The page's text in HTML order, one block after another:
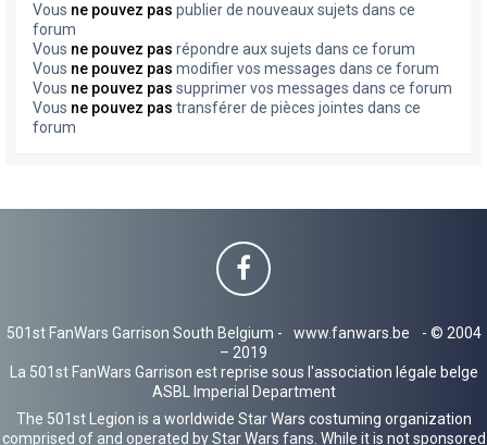
Vous ne pouvez pas publier de nouveaux sujets dans ce
forum
Vous ne pouvez pas répondre aux sujets dans ce forum
Vous ne pouvez pas modifier vos messages dans ce forum
Vous ne pouvez pas supprimer vos messages dans ce forum
Vous ne pouvez pas transférer de pièces jointes dans ce
forum
501st FanWars Garrison South Belgium - www.fanwars.be
- © 2004
– 2019
La 501st FanWars Garrison est reprise sous l'association légale belge
ASBL Imperial Department
The 501st Legion is a worldwide Star Wars costuming organization
comprised of and operated by Star Wars fans. While it is not sponsored